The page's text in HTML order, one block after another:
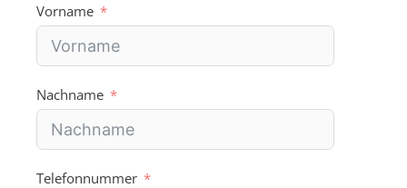
Vorname
Nachname
Telefonnummer